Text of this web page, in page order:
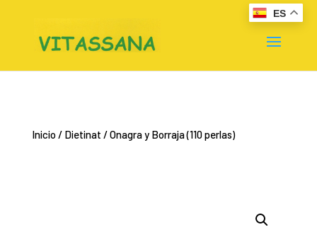
Inicio/ Dietinat / Onagra y Borraja (110 perlas)
ES